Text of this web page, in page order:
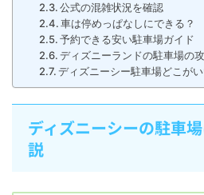
公式の混雑状況を確認
車は停めっぱなしにできる？
予約できる安い駐車場ガイド
ディズニーランドの駐車場の
ディズニーシー駐車場どこが
ディズニーシーの駐車
説